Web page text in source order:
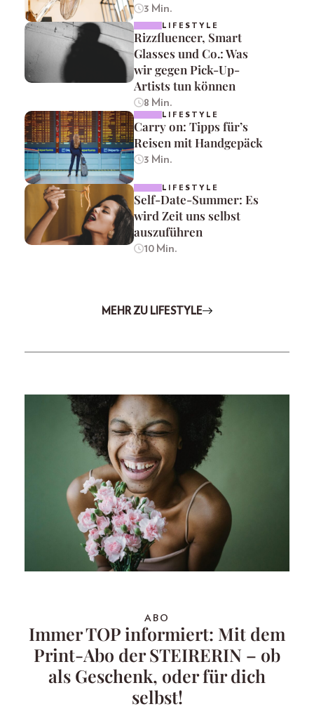
3 Min.
LIFESTYLE
Rizzfluencer, Smart
Glasses und Co.: Was
wir gegen Pick-Up-
Artists tun können
8 Min.
LIFESTYLE
Carry on: Tipps für’s
Reisen mit Handgepäck
3 Min.
LIFESTYLE
Self-Date-Summer: Es
wird Zeit uns selbst
auszuführen
10 Min.
MEHR ZU LIFESTYLE
ABO
Immer TOP informiert: Mit dem
Print-Abo der STEIRERIN – ob
als Geschenk, oder für dich
selbst!